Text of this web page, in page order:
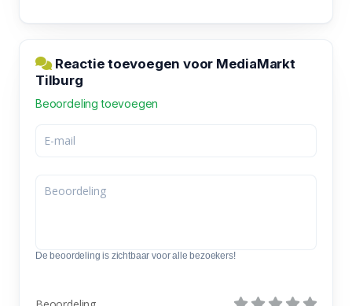
Reactie toevoegen voor MediaMarkt
Tilburg
Beoordeling toevoegen
De beoordeling is zichtbaar voor alle bezoekers!